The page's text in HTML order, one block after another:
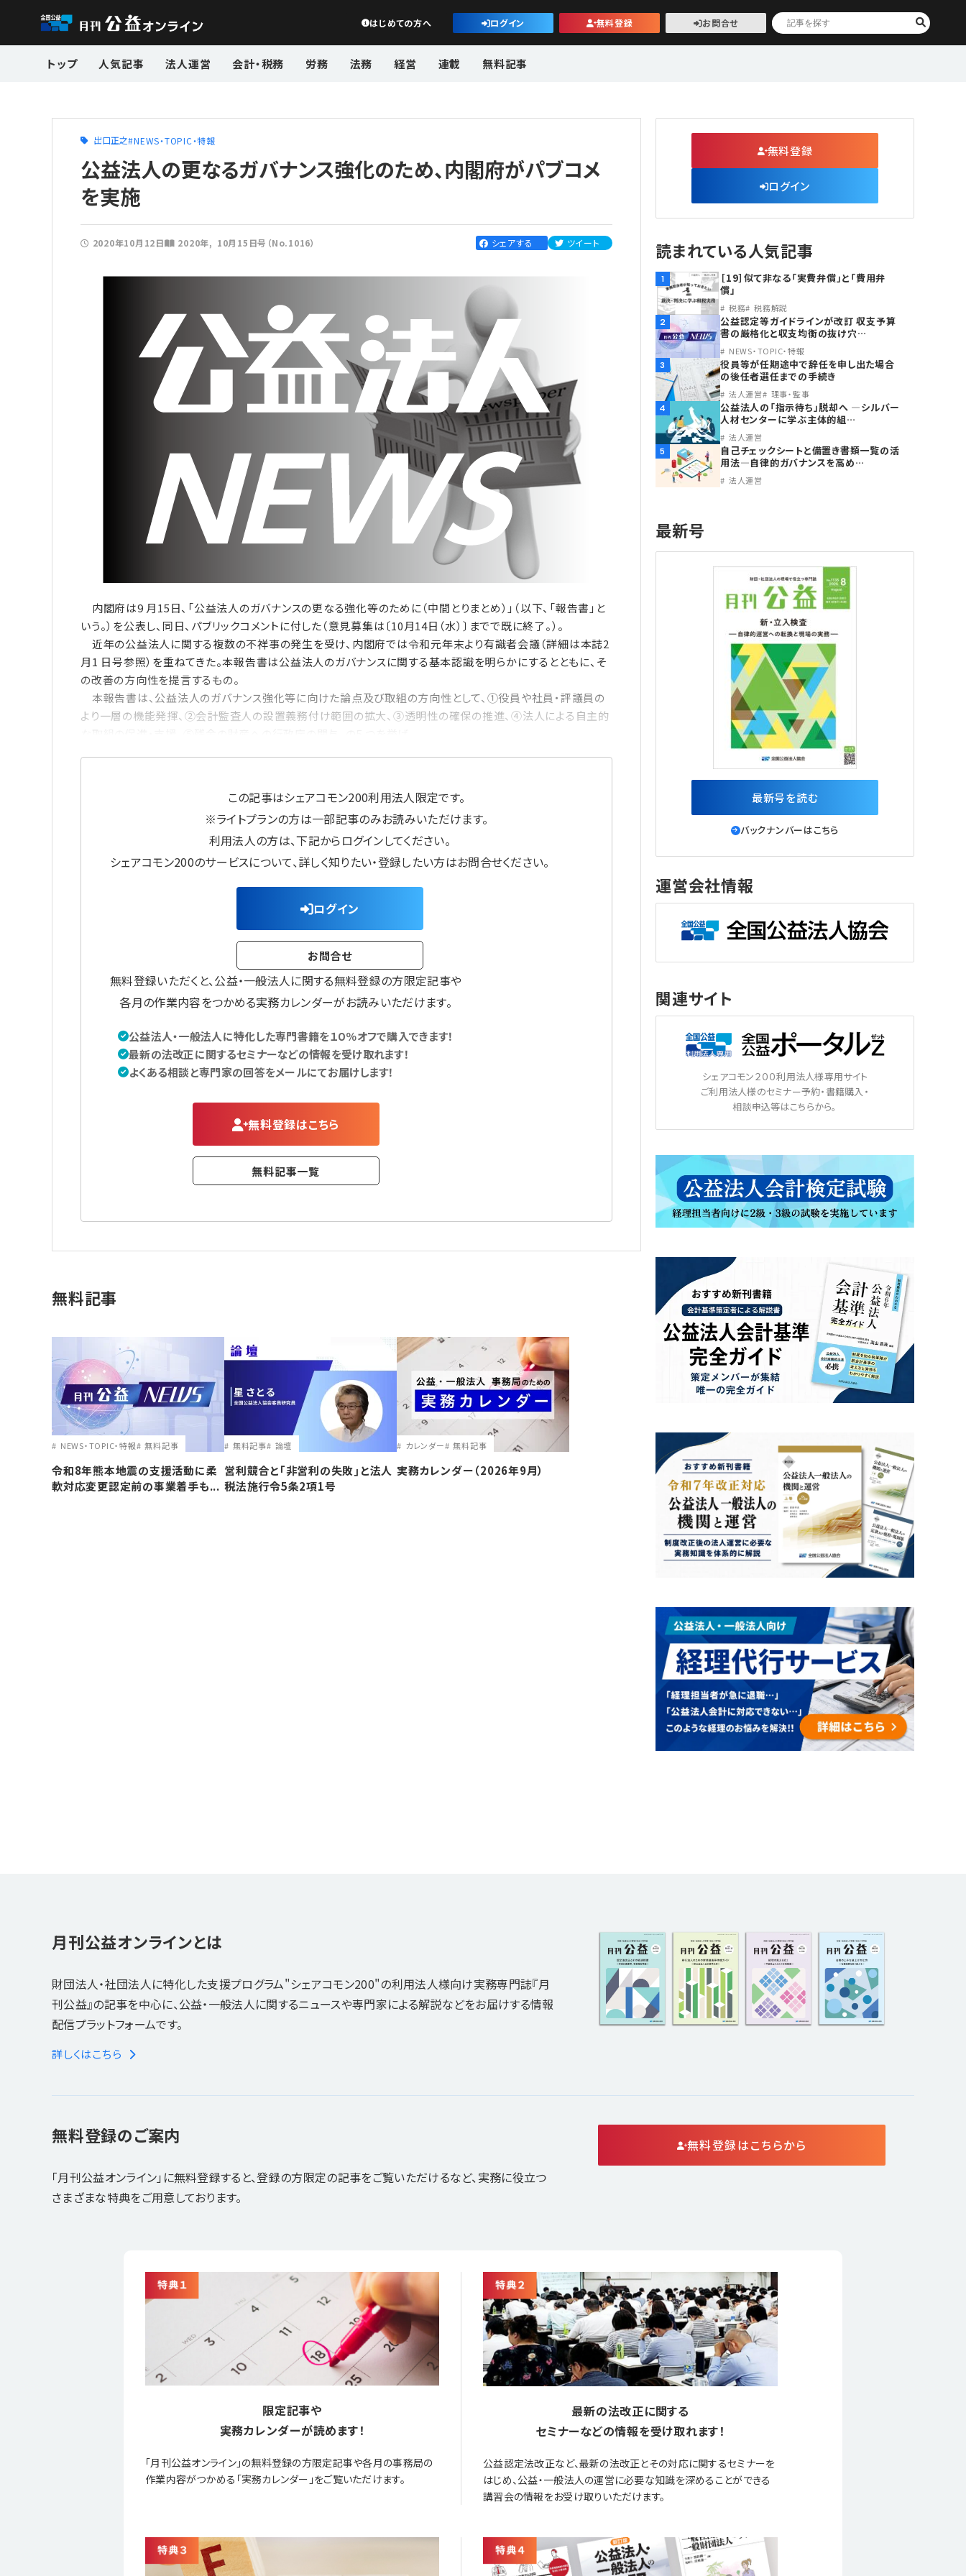
公益・一般法人オンライン
はじめての方へ ログイン 無料登録 お問合せ
トップ 人気記事 法人運営 会計・税務 労務 法務 経営 連載 無料記事
出口正之 NEWS・TOPIC・特報
公益法人の更なるガバナンス強化のため、内閣府がパブコメ
を実施
2020年10月12日 2020年 10月15日号（No.1016） シェアする ツイート
内閣府は9 月15日、「公益法人のガバナンスの更なる強化等のために（中間とりまとめ）」（以下、「報告書」と
いう。）を公表し、同日、パブリックコメントに付した（意見募集は〔10月14日（水）〕までで既に終了。）。
近年の公益法人に関する複数の不祥事の発生を受け、内閣府では令和元年末より有識者会議（詳細は本誌2
月1 日号参照）を重ねてきた。本報告書は公益法人のガバナンスに関する基本認識を明らかにするとともに、そ
の改善の方向性を提言するもの。
本報告書は、公益法人のガバナンス強化等に向けた論点及び取組の方向性として、①役員や社員・評議員の
より一層の機能発揮、②会計監査人の設置義務付け範囲の拡大、③透明性の確保の推進、④法人による自主的
この記事はシェアコモン200利用法人限定です。
※ライトプランの方は一部記事のみお読みいただけます。
利用法人の方は、下記からログインしてください。
シェアコモン200のサービスについて、詳しく知りたい・登録したい方はお問合せください。
ログイン
お問合せ
無料登録いただくと、公益・一般法人に関する無料登録の方限定記事や
各月の作業内容をつかめる実務カレンダーがお読みいただけます。
公益法人・一般法人に特化した専門書籍を１０％オフで購入できます！
最新の法改正に関するセミナーなどの情報を受け取れます！
よくある相談と専門家の回答をメールにてお届けします！
無料登録はこちら
無料記事一覧
無料記事
NEWS・TOPIC・特報 無料記事
令和8年熊本地震の支援活動に柔
軟対応変更認定前の事業着手も...
無料記事 論壇
営利競合と｢非営利の失敗｣と法人
税法施行令5条2項1号
カレンダー 無料記事
実務カレンダー（2026年9月）
無料登録
ログイン
読まれている人気記事
1
［19］似て非なる「実費弁償」と「費用弁
償」
税務 税務解説
2
公益認定等ガイドラインが改訂 収支予算
書の厳格化と収支均衡の抜け穴…
NEWS・TOPIC・特報
3
役員等が任期途中で辞任を申し出た場合
の後任者選任までの手続き
法人運営 理事・監事
4
公益法人の「指示待ち」脱却へ ―シルバー
人材センターに学ぶ主体的組…
法人運営
5
自己チェックシートと備置き書類一覧の活
用法―自律的ガバナンスを高め…
法人運営
最新号
最新号を読む
バックナンバーはこちら
運営会社情報
関連サイト
シェアコモン２００利用法人様専用サイト
ご利用法人様のセミナー予約・書籍購入・
相談申込等はこちらから。
月刊公益オンラインとは
財団法人・社団法人に特化した支援プログラム"シェアコモン200"の利用法人様向け実務専門誌『月
刊公益』の記事を中心に、公益・一般法人に関するニュースや専門家による解説などをお届けする情報
配信プラットフォームです。
詳しくはこちら
無料登録のご案内
「月刊公益オンライン」に無料登録すると、登録の方限定の記事をご覧いただけるなど、実務に役立つ
さまざまな特典をご用意しております。
無料登録はこちらから
限定記事や
実務カレンダーが読めます！
「月刊公益オンライン」の無料登録の方限定記事や各月の事務局の
作業内容がつかめる「実務カレンダー」をご覧いただけます。
最新の法改正に関する
セミナーなどの情報を受け取れます！
公益認定法改正など、最新の法改正とその対応に関するセミナーを
はじめ、公益・一般法人の運営に必要な知識を深めることができる
講習会の情報をお受け取りいただけます。